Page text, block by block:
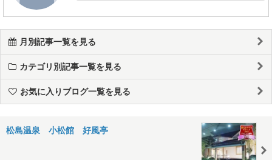
月別記事一覧を見る
カテゴリ別記事一覧を見る
お気に入りブログ一覧を見る
松島温泉 小松館 好風亭